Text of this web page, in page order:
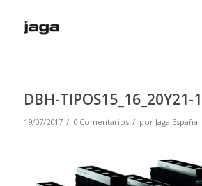
DBH-TIPOS15_16_20Y21-1
19/07/2017 / 0 Comentarios / por Jaga España